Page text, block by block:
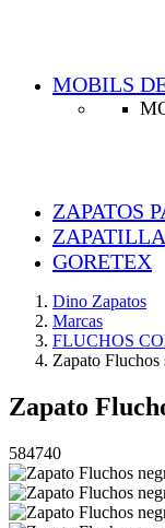
MOBILS
ZAPATOS
GORETEX
Dino Zapatos
Marcas
FLUCHOS
Zapato
Zapato
584740